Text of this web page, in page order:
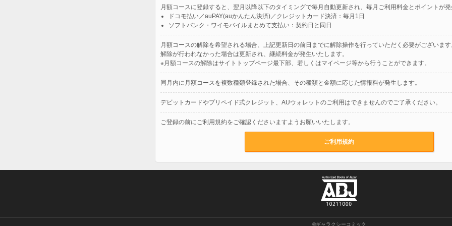
月額コースに登録すると、翌月以降以下のタイミングで毎月自動更新され、毎月ご利用料金とポイントが発
ドコモ払い／auPAY(auかんたん決済)／クレジットカード決済：毎月1日
ソフトバンク・ワイモバイルまとめて支払い：契約日と同日
月額コースの解除を希望される場合、上記更新日の前日までに解除操作を行っていただく必要がございます
解除が行われなかった場合は更新され、継続料金が発生いたします。
※月額コースの解除はサイトトップページ最下部、若しくはマイページ等から行うことができます。
同月内に月額コースを複数種類登録された場合、その種類と金額に応じた情報料が発生します。
デビットカードやプリペイド式クレジット、AUウォレットのご利用はできませんのでご了承ください。
ご登録の前にご利用規約をご確認くださいますようお願いいたします。
ご利用規約
©ギャラクシーコミック